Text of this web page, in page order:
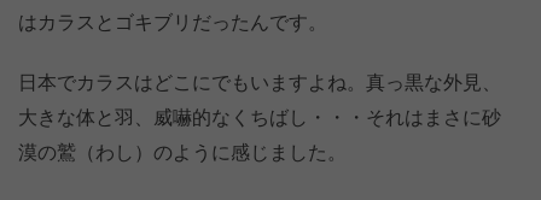
はカラスとゴキブリだったんです。
日本でカラスはどこにでもいますよね。真っ黒な外見、
大きな体と羽、威嚇的なくちばし・・・それはまさに砂
漠の鷲（わし）のように感じました。